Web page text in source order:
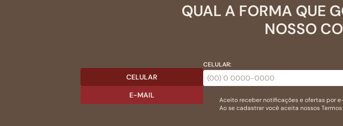
QUAL A FORMA QUE
NOSSO
CELULAR
E-MAIL
CELULAR:
Aceito receber notificações e ofertas por
Ao se cadastrar você aceita nossos